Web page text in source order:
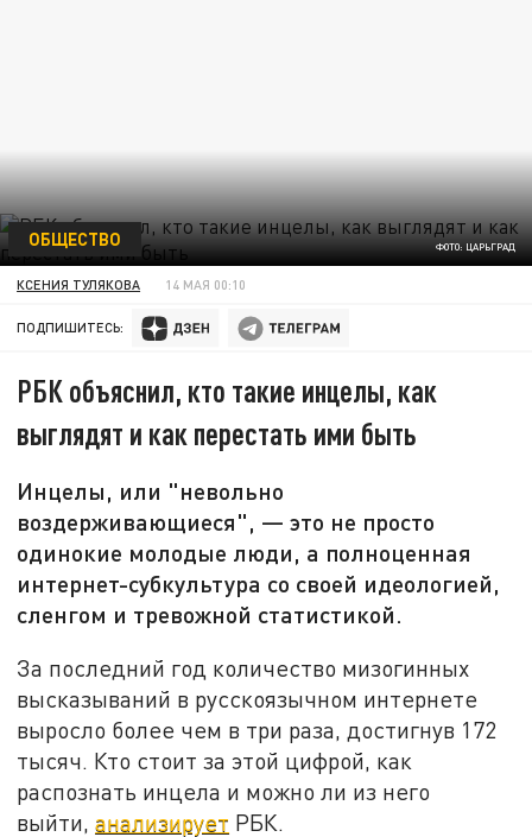
ФОТО: ЦАРЬГРАД
ОБЩЕСТВО
КСЕНИЯ ТУЛЯКОВА 14 МАЯ 00:10
ПОДПИШИТЕСЬ:
РБК объяснил, кто такие инцелы, как
выглядят и как перестать ими быть
Инцелы, или "невольно
воздерживающиеся", — это не просто
одинокие молодые люди, а полноценная
интернет-субкультура со своей идеологией,
сленгом и тревожной статистикой.
За последний год количество мизогинных
высказываний в русскоязычном интернете
выросло более чем в три раза, достигнув 172
тысяч. Кто стоит за этой цифрой, как
распознать инцела и можно ли из него
выйти,анализирует РБК.